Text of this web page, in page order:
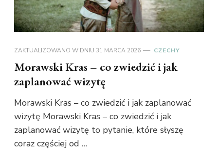
ZAKTUALIZOWANO W DNIU 31 MARCA 2026 CZECHY
Morawski Kras – co zwiedzić i jak
zaplanować wizytę
Morawski Kras – co zwiedzić i jak zaplanować
wizytę Morawski Kras – co zwiedzić i jak
zaplanować wizytę to pytanie, które słyszę
coraz częściej od …